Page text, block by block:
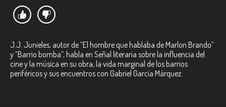
J.J. Junieles, autor de “El hombre que hablaba de Marlon Brando”
y “Barrio bomba”, habla en Señal literaria sobre la influencia del
cine y la música en su obra, la vida marginal de los barrios
periféricos y sus encuentros con Gabriel García Márquez.